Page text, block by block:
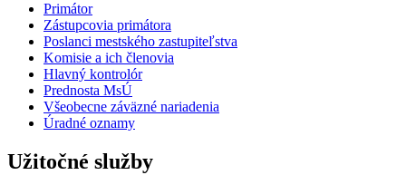
Primátor
Zástupcovia primátora
Poslanci mestského zastupiteľstva
Komisie a ich členovia
Hlavný kontrolór
Prednosta MsÚ
Všeobecne záväzné nariadenia
Úradné oznamy
Užitočné služby